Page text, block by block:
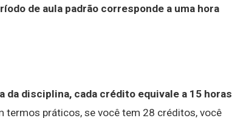
de aula padrão corresponde a uma hora
da disciplina, cada crédito equivale a 15 horas
termos práticos, se você tem 28 créditos, você